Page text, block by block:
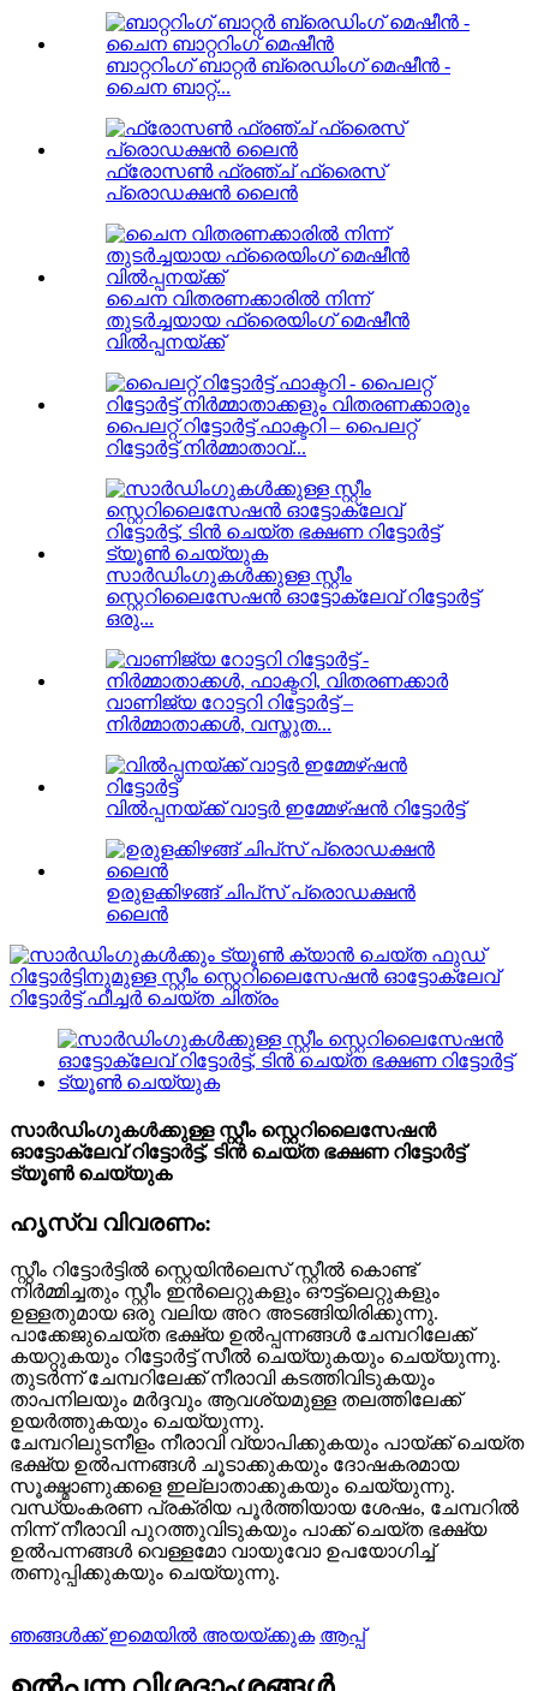
ബാറ്ററിംഗ് ബാറ്റർ ബ്രെഡിംഗ് മെഷീൻ -
ചൈന ബാറ്റ്...
ഫ്രോസൺ ഫ്രഞ്ച് ഫ്രൈസ്
പ്രൊഡക്ഷൻ ലൈൻ
ചൈന വിതരണക്കാരിൽ നിന്ന്
തുടർച്ചയായ ഫ്രൈയിംഗ് മെഷീൻ
വിൽപ്പനയ്ക്ക്
പൈലറ്റ് റിട്ടോർട്ട് ഫാക്ടറി – പൈലറ്റ്
റിട്ടോർട്ട് നിർമ്മാതാവ്...
സാർഡിംഗുകൾക്കുള്ള സ്റ്റീം
സ്റ്റെറിലൈസേഷൻ ഓട്ടോക്ലേവ് റിട്ടോർട്ട്
ഒരു...
വാണിജ്യ റോട്ടറി റിട്ടോർട്ട് –
നിർമ്മാതാക്കൾ, വസ്തുത...
വിൽപ്പനയ്ക്ക് വാട്ടർ ഇമ്മേഴ്‌ഷൻ റിട്ടോർട്ട്
ഉരുളക്കിഴങ്ങ് ചിപ്‌സ് പ്രൊഡക്ഷൻ
ലൈൻ
സാർഡിംഗുകൾക്കുള്ള സ്റ്റീം സ്റ്റെറിലൈസേഷൻ
ഓട്ടോക്ലേവ് റിട്ടോർട്ട്, ടിൻ ചെയ്ത ഭക്ഷണ റിട്ടോർട്ട്
ട്യൂൺ ചെയ്യുക
ഹൃസ്വ വിവരണം:
സ്റ്റീം റിട്ടോർട്ടിൽ സ്റ്റെയിൻലെസ് സ്റ്റീൽ കൊണ്ട്
നിർമ്മിച്ചതും സ്റ്റീം ഇൻലെറ്റുകളും ഔട്ട്‌ലെറ്റുകളും
ഉള്ളതുമായ ഒരു വലിയ അറ അടങ്ങിയിരിക്കുന്നു.
പാക്കേജുചെയ്ത ഭക്ഷ്യ ഉൽപ്പന്നങ്ങൾ ചേമ്പറിലേക്ക്
കയറ്റുകയും റിട്ടോർട്ട് സീൽ ചെയ്യുകയും ചെയ്യുന്നു.
തുടർന്ന് ചേമ്പറിലേക്ക് നീരാവി കടത്തിവിടുകയും
താപനിലയും മർദ്ദവും ആവശ്യമുള്ള തലത്തിലേക്ക്
ഉയർത്തുകയും ചെയ്യുന്നു.
ചേമ്പറിലുടനീളം നീരാവി വ്യാപിക്കുകയും പായ്ക്ക് ചെയ്ത
ഭക്ഷ്യ ഉൽപന്നങ്ങൾ ചൂടാക്കുകയും ദോഷകരമായ
സൂക്ഷ്മാണുക്കളെ ഇല്ലാതാക്കുകയും ചെയ്യുന്നു.
വന്ധ്യംകരണ പ്രക്രിയ പൂർത്തിയായ ശേഷം, ചേമ്പറിൽ
നിന്ന് നീരാവി പുറത്തുവിടുകയും പാക്ക് ചെയ്ത ഭക്ഷ്യ
ഉൽപന്നങ്ങൾ വെള്ളമോ വായുവോ ഉപയോഗിച്ച്
തണുപ്പിക്കുകയും ചെയ്യുന്നു.
ഞങ്ങൾക്ക് ഇമെയിൽ അയയ്ക്കുക ആപ്പ്